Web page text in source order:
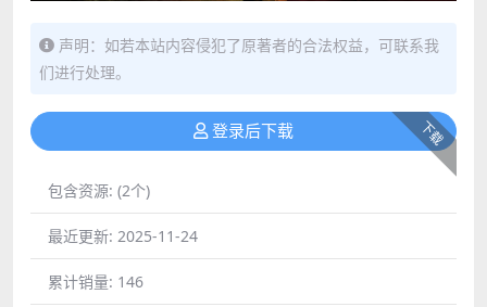
声明：如若本站内容侵犯了原著者的合法权益，可联系我
们进行处理。
下载
登录后下载
包含资源: (2个)
最近更新: 2025-11-24
累计销量: 146